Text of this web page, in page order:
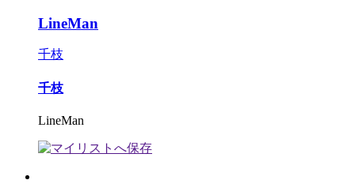
LineMan
千枝
千枝
LineMan